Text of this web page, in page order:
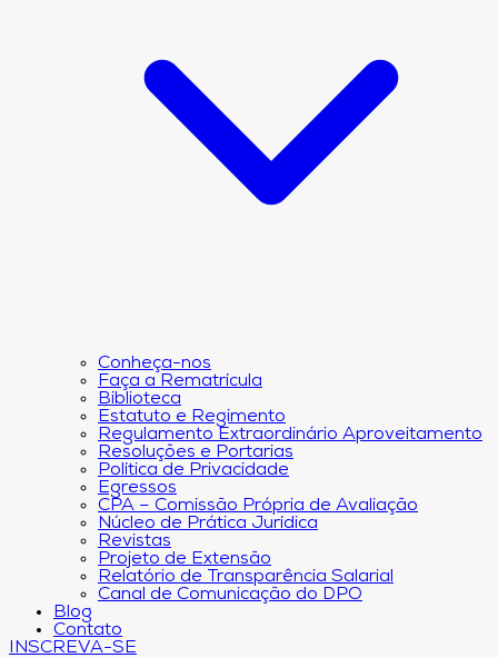
Conheça-nos
Faça a Rematrícula
Biblioteca
Estatuto e Regimento
Regulamento Extraordinário Aproveitamento
Resoluções e Portarias
Política de Privacidade
Egressos
CPA – Comissão Própria de Avaliação
Núcleo de Prática Jurídica
Revistas
Projeto de Extensão
Relatório de Transparência Salarial
Canal de Comunicação do DPO
Blog
Contato
INSCREVA-SE